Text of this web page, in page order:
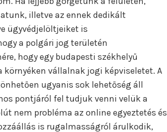
illetve az ennek dedikált
ügyvédjelöltjeiket is
a polgári jog területén
hogy egy budapesti székhelyű
vállalnak jogi képviseletet. A
ugyanis sok lehetőség áll
pontjáról fel tudjuk venni velük a
nem probléma az online egyeztetés és
is rugalmasságról árulkodik,